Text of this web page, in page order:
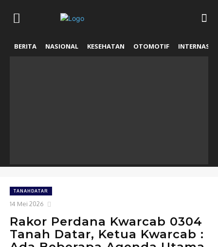
BERITA NASIONAL KESEHATAN OTOMOTIF
TANAHDATAR
14 Mei 2026
Rakor Perdana Kwarcab 0304
Tanah Datar, Ketua Kwarcab :